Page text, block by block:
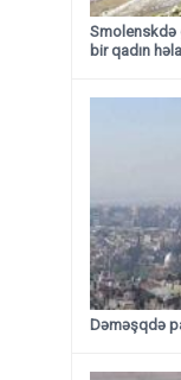
Smolenskdə
bir qadın
Dəməşqdə